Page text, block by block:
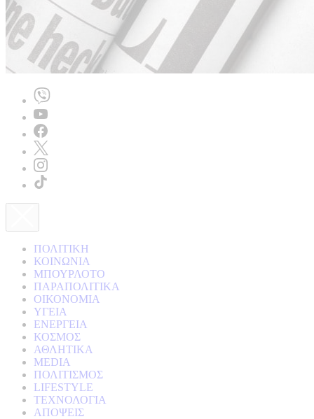
ΠΟΛΙΤΙΚΗ
ΚΟΙΝΩΝΙΑ
ΜΠΟΥΡΛΟΤΟ
ΠΑΡΑΠΟΛΙΤΙΚΑ
ΟΙΚΟΝΟΜΙΑ
ΥΓΕΙΑ
ΕΝΕΡΓΕΙΑ
ΚΟΣΜΟΣ
ΑΘΛΗΤΙΚΑ
MEDIA
ΠΟΛΙΤΙΣΜΟΣ
LIFESTYLE
ΤΕΧΝΟΛΟΓΙΑ
ΑΠΟΨΕΙΣ